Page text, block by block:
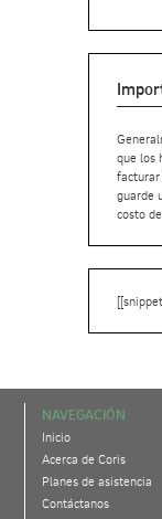
que los
facturar
guarde
costo
NAVEGACIÓN
Inicio
Acerca de Coris
Planes de asistencia
Contáctanos